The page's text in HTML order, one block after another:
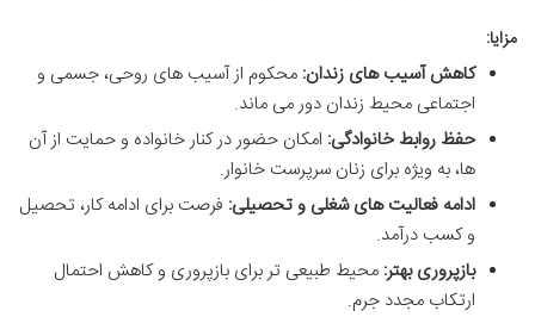
مزایا:
کاهش آسیب های زندان: محکوم از آسیب های روحی، جسمی و
اجتماعی محیط زندان دور می ماند.
حفظ روابط خانوادگی: امکان حضور در کنار خانواده و حمایت از آن
ها، به ویژه برای زنان سرپرست خانوار.
ادامه فعالیت های شغلی و تحصیلی: فرصت برای ادامه کار، تحصیل
و کسب درآمد.
بازپروری بهتر: محیط طبیعی تر برای بازپروری و کاهش احتمال
ارتکاب مجدد جرم.